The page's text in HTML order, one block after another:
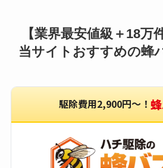
【業界最安値級＋18万
当サイトおすすめの蜂
駆除費用2,900円〜！